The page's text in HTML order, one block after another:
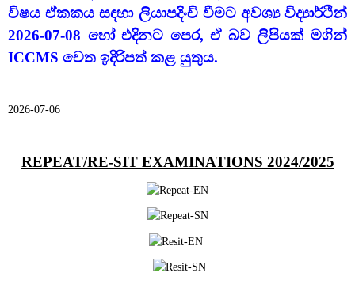
විෂය ඒකකය සඳහා ලියාපදිංචි වීමට අවශ්‍ය විද්‍යාර්ථින්
2026-07-08 හෝ එදිනට පෙර, ඒ බව ලිපියක් මගින්
ICCMS වෙත ඉදිරිපත් කළ යුතුය.
2026-07-06
REPEAT/RE-SIT EXAMINATIONS 2024/2025